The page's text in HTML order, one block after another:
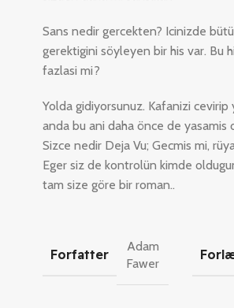
Sans nedir gercekten? Icinizde
gerektigini söyleyen bir his var. Bu
fazlasi mi?
Yolda gidiyorsunuz. Kafanizi
anda bu ani daha önce de yasamis
Sizce nedir Deja Vu; Gecmis mi,
Eger siz de kontrolün kimde
tam size göre bir roman..
Forfatter
Adam
Fawer